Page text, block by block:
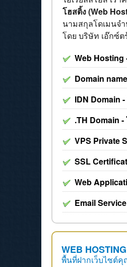
โฮสติ้ง (Web
นามสกุลโดเมนจ
โดย บริษัท เอ๊กซ์
Web Hosting
Domain
IDN Domain
.TH Domain
VPS Private
SSL
Web
Email Service
WEB
พื้นที่ฝากเว็บไซต์คุ